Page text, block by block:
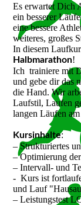
Es erwartet Dich
ein besserer
eine bessere
weiteres, großes
In diesem
Halbmarathon!
Ich trainiere mit
und gebe dir das
die Hand. Wir
Laufstil, Laufen
langen Läufen
Kursinhalte:
– Strukturiertes
– Optimierung
– Intervall- und
- Kurs ist
und Lauf
– Leistungstest